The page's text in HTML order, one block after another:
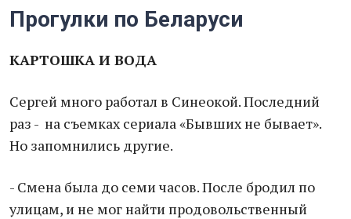
Прогулки по Беларуси
КАРТОШКА И ВОДА
Сергей много работал в Синеокой. Последний
раз - на съемках сериала «Бывших не бывает».
Но запомнились другие.
- Смена была до семи часов. После бродил по
улицам, и не мог найти продовольственный